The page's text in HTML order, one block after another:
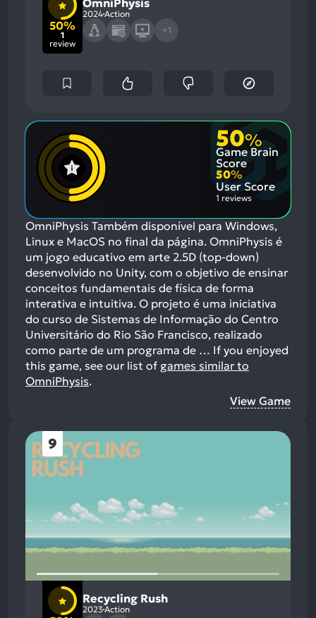
50%
1
review
OmniPhysis
2024Action
+1
50%
Game Brain
Score
50%
User Score
1 reviews
OmniPhysis Também disponível para Windows,
Linux e MacOS no final da página. OmniPhysis é
um jogo educativo em arte 2.5D (top-down)
desenvolvido no Unity, com o objetivo de ensinar
conceitos fundamentais de física de forma
interativa e intuitiva. O projeto é uma iniciativa
do curso de Sistemas de Informação do Centro
Universitário do Rio São Francisco, realizado
como parte de um programa de … If you enjoyed
this game, see our list of games similar to
OmniPhysis.
View Game
9
Recycling Rush
2023Action